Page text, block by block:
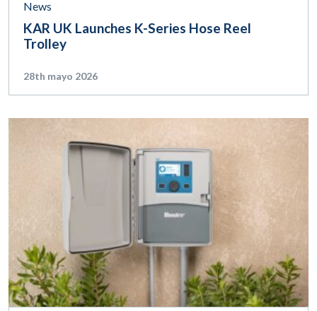
News
KAR UK Launches K-Series Hose Reel
Trolley
28th mayo 2026